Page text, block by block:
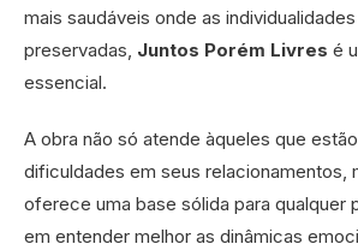
mais saudáveis onde as
preservadas, Juntos Porém Livres é
essencial.
A obra não só atende àqueles que
dificuldades em seus relacionamentos,
oferece uma base sólida para qualquer
em entender melhor as dinâmicas